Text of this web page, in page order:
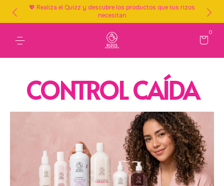
💖 Realiza el Quizz y descubre los productos que tus rizos
necesitan
0
CONTROL CAÍDA